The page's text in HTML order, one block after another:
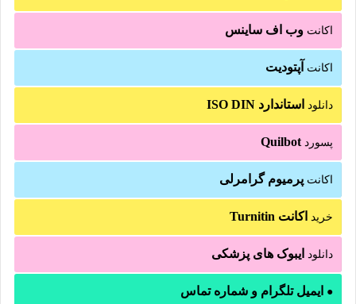
اکانت وب اف ساینس
اکانت آپتودیت
دانلود استاندارد ISO DIN
پسورد Quilbot
اکانت پرمیوم گرامرلی
خرید اکانت Turnitin
دانلود ایبوک های پزشکی
● ایمیل تلگرام و شماره تماس